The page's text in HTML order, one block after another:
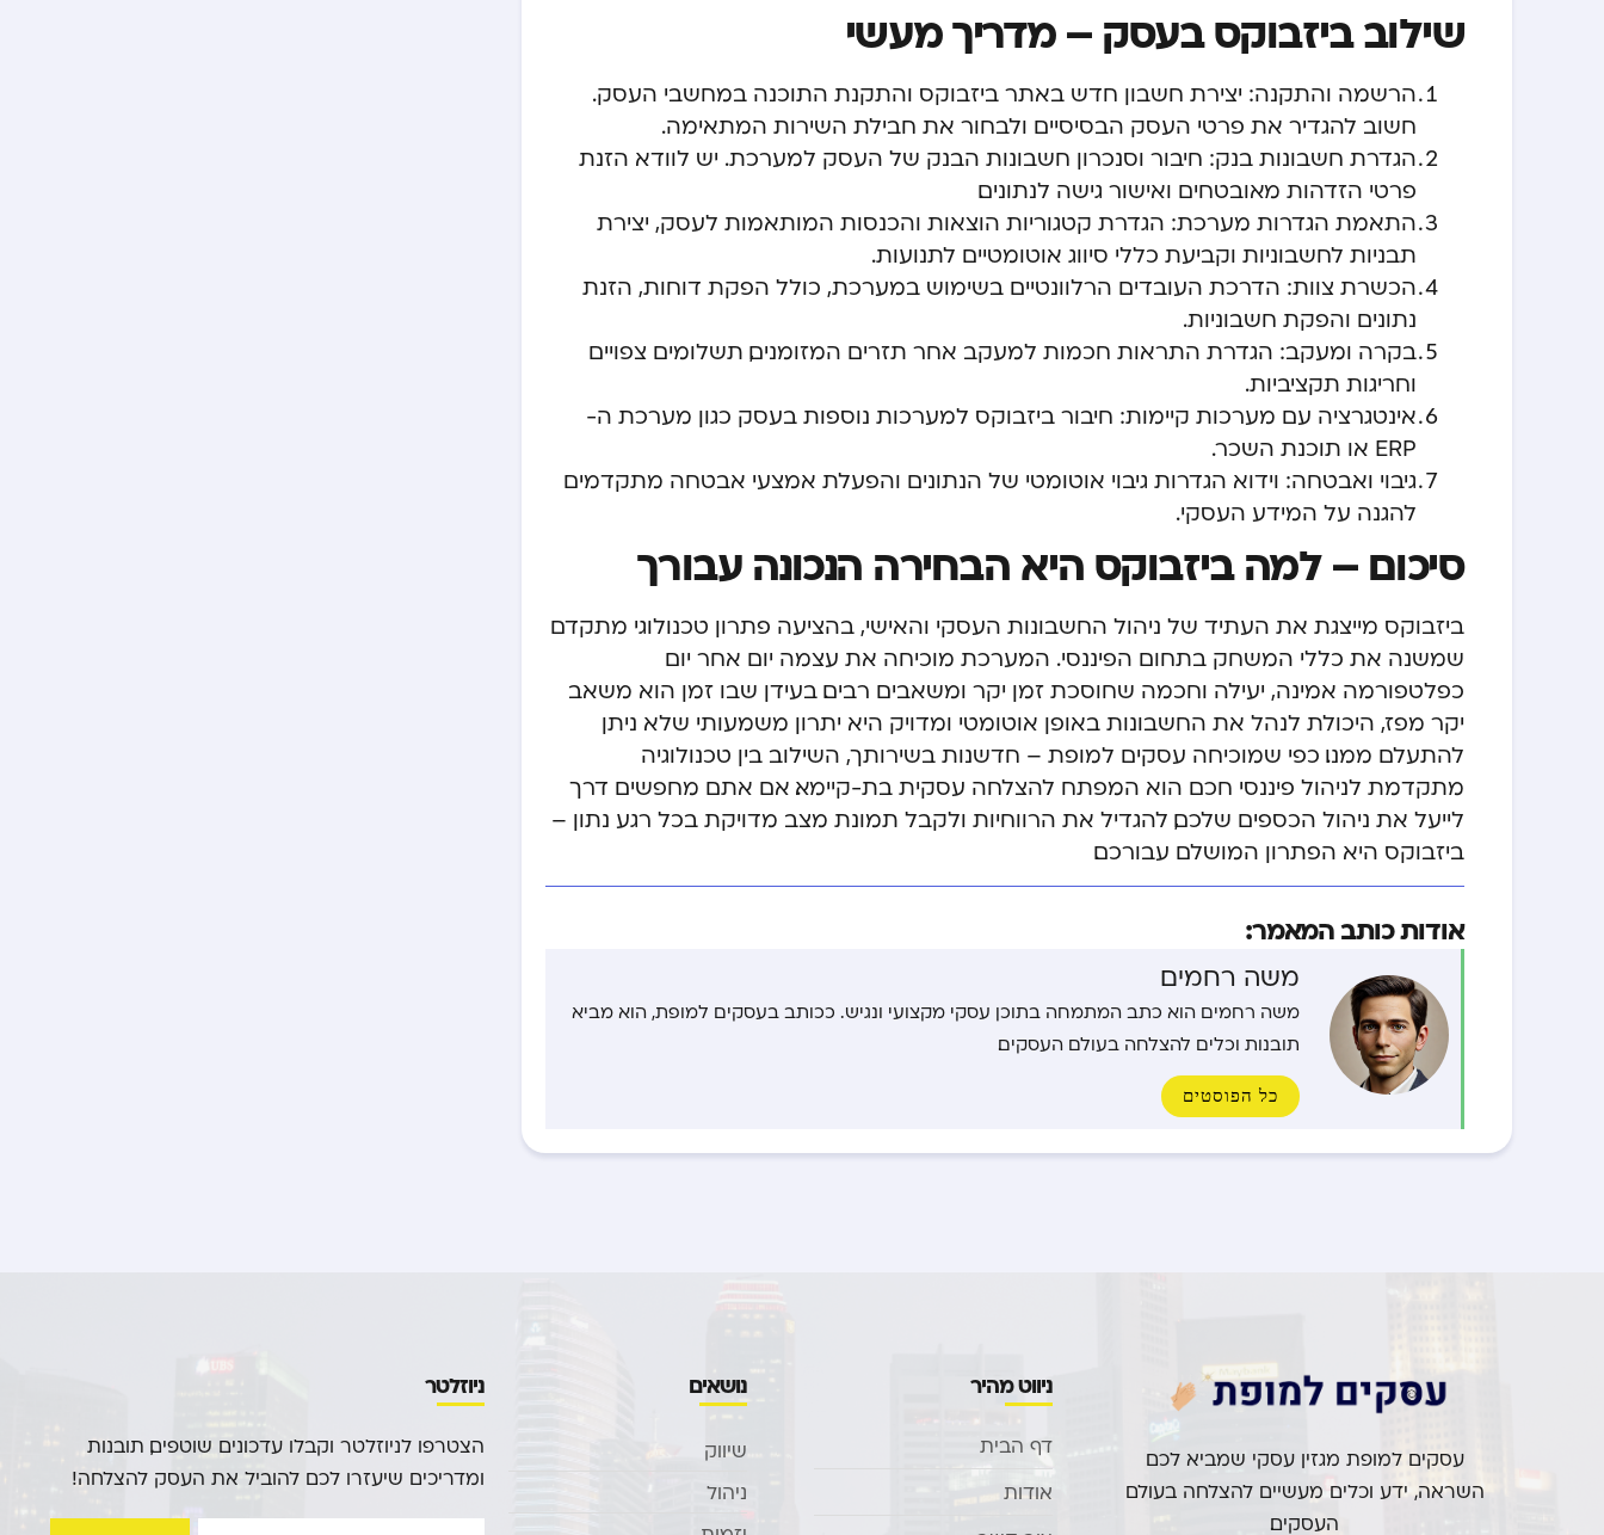
שילוב ביזבוקס בעסק – מדריך מעשי
הרשמה והתקנה: יצירת חשבון חדש באתר ביזבוקס והתקנת התוכנה במחשבי העסק.
חשוב להגדיר את פרטי העסק הבסיסיים ולבחור את חבילת השירות המתאימה.
הגדרת חשבונות בנק: חיבור וסנכרון חשבונות הבנק של העסק למערכת. יש לוודא הזנת
פרטי הזדהות מאובטחים ואישור גישה לנתונים.
התאמת הגדרות מערכת: הגדרת קטגוריות הוצאות והכנסות המותאמות לעסק, יצירת
תבניות לחשבוניות וקביעת כללי סיווג אוטומטיים לתנועות.
הכשרת צוות: הדרכת העובדים הרלוונטיים בשימוש במערכת, כולל הפקת דוחות, הזנת
נתונים והפקת חשבוניות.
בקרה ומעקב: הגדרת התראות חכמות למעקב אחר תזרים המזומנים, תשלומים צפויים
וחריגות תקציביות.
אינטגרציה עם מערכות קיימות: חיבור ביזבוקס למערכות נוספות בעסק כגון מערכת ה-
ERP או תוכנת השכר.
גיבוי ואבטחה: וידוא הגדרות גיבוי אוטומטי של הנתונים והפעלת אמצעי אבטחה מתקדמים
להגנה על המידע העסקי.
סיכום – למה ביזבוקס היא הבחירה הנכונה עבורך
ביזבוקס מייצגת את העתיד של ניהול החשבונות העסקי והאישי, בהציעה פתרון טכנולוגי מתקדם
שמשנה את כללי המשחק בתחום הפיננסי. המערכת מוכיחה את עצמה יום אחר יום
כפלטפורמה אמינה, יעילה וחכמה שחוסכת זמן יקר ומשאבים רבים. בעידן שבו זמן הוא משאב
יקר מפז, היכולת לנהל את החשבונות באופן אוטומטי ומדויק היא יתרון משמעותי שלא ניתן
להתעלם ממנו. כפי שמוכיחה עסקים למופת – חדשנות בשירותך, השילוב בין טכנולוגיה
מתקדמת לניהול פיננסי חכם הוא המפתח להצלחה עסקית בת-קיימא. אם אתם מחפשים דרך
לייעל את ניהול הכספים שלכם, להגדיל את הרווחיות ולקבל תמונת מצב מדויקת בכל רגע נתון –
ביזבוקס היא הפתרון המושלם עבורכם.
אודות כותב המאמר:
משה רחמים
משה רחמים הוא כתב המתמחה בתוכן עסקי מקצועי ונגיש. ככותב בעסקים למופת, הוא מביא
תובנות וכלים להצלחה בעולם העסקים.
כל הפוסטים
עסקים למופת מגזין עסקי שמביא לכם
השראה, ידע וכלים מעשיים להצלחה בעולם
העסקים.
ניווט מהיר
דף הבית
אודות
נושאים
שיווק
ניהול
ניוזלטר
הצטרפו לניוזלטר וקבלו עדכונים שוטפים, תובנות
ומדריכים שיעזרו לכם להוביל את העסק להצלחה!